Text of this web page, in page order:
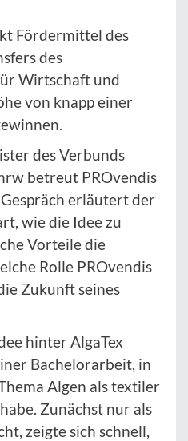
Fördermittel des
des
Wirtschaft und
von knapp einer
des Verbunds
betreut PROvendis
erläutert der
wie die Idee zu
Vorteile die
Rolle PROvendis
Zukunft seines
hinter AlgaTex
Bachelorarbeit, in
Algen als textiler
Zunächst nur als
zeigte sich schnell,